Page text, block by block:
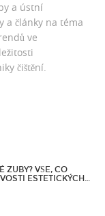
a ústní
a články na téma
ve
čištění.
ZUBY? VŠE, CO
ESTETICKÝCH